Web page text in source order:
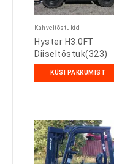
Kahveltõstukid
Hyster H3.0FT
Diiseltõstuk(323)
KÜSI PAKKUMIST